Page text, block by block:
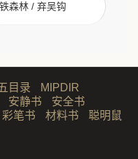
森林 / 弃吴钩
目录
MIPDIR
安静书
安全书
彩笔书 材料书
聪明鼠